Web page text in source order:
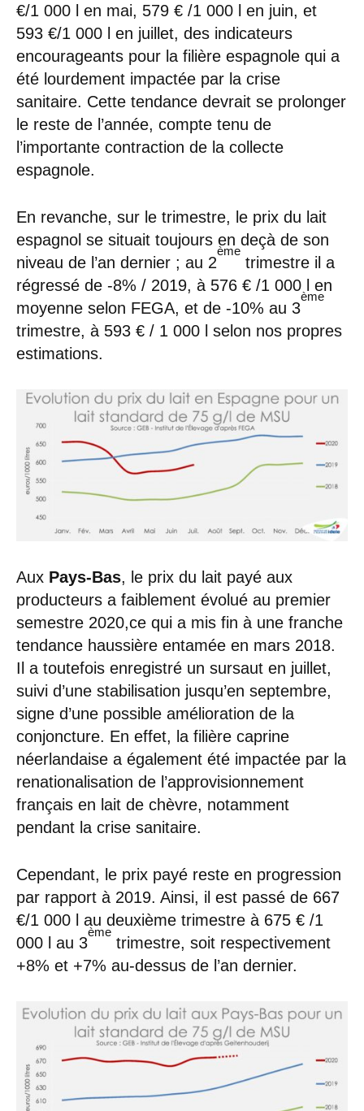
€/1 000 l en mai, 579 € /1 000 l en juin, et
593 €/1 000 l en juillet, des indicateurs
encourageants pour la filière espagnole qui a
été lourdement impactée par la crise
sanitaire. Cette tendance devrait se prolonger
le reste de l’année, compte tenu de
l’importante contraction de la collecte
espagnole.
En revanche, sur le trimestre, le prix du lait
espagnol se situait toujours en deçà de son
niveau de l’an dernier ; au 2
ème
trimestre il a
régressé de -8% / 2019, à 576 € /1 000 l en
moyenne selon FEGA, et de -10% au 3
ème
trimestre, à 593 € / 1 000 l selon nos propres
estimations.
Aux Pays-Bas, le prix du lait payé aux
producteurs a faiblement évolué au premier
semestre 2020,ce qui a mis fin à une franche
tendance haussière entamée en mars 2018.
Il a toutefois enregistré un sursaut en juillet,
suivi d’une stabilisation jusqu’en septembre,
signe d’une possible amélioration de la
conjoncture. En effet, la filière caprine
néerlandaise a également été impactée par la
renationalisation de l’approvisionnement
français en lait de chèvre, notamment
pendant la crise sanitaire.
Cependant, le prix payé reste en progression
par rapport à 2019. Ainsi, il est passé de 667
€/1 000 l au deuxième trimestre à 675 € /1
000 l au 3
ème
trimestre, soit respectivement
+8% et +7% au-dessus de l’an dernier.